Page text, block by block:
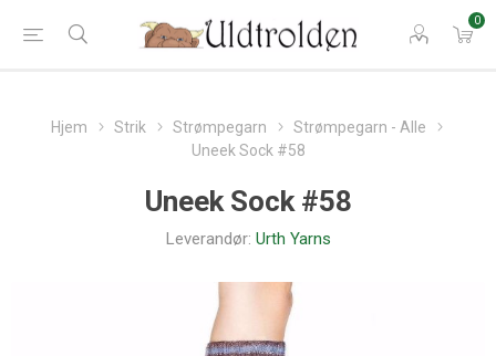
0
Hjem Strik Strømpegarn
Strømpegarn - Alle
Uneek Sock #58
Uneek Sock #58
Leverandør: Urth Yarns